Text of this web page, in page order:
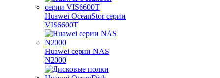
Huawei OceanStor серии
VIS6600T
Huawei серии NAS
N2000